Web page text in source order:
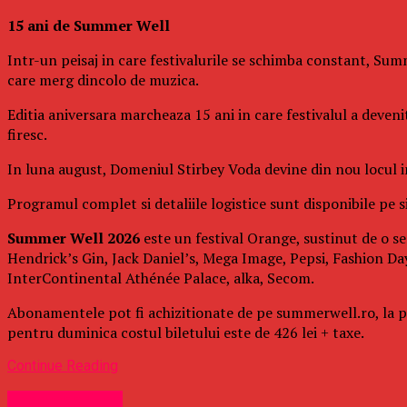
15 ani de Summer Well
Intr-un peisaj in care festivalurile se schimba constant,
care merg dincolo de muzica.
Editia aniversara marcheaza 15 ani in care festivalul a
firesc.
In luna august, Domeniul Stirbey Voda devine din nou
Programul complet si detaliile logistice sunt disponibile pe
Summer Well 2026 este un festival Orange, sustinut de o
Hendrick’s Gin, Jack Daniel’s, Mega Image, Pepsi, Fashion
InterContinental Athénée Palace, alka, Secom.
Abonamentele pot fi achizitionate de pe summerwell.ro, la
pentru duminica costul biletului este de 426 lei + taxe.
Continue Reading